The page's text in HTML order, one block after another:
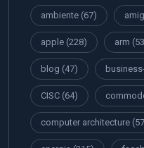
ambiente (67)
apple (228) arm
blog (47)
CISC (64)
computer architecture